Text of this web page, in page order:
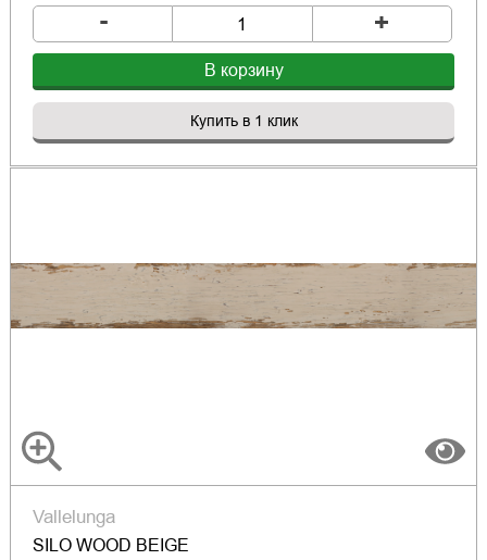
- +
В корзину
Купить в 1 клик
Vallelunga
SILO WOOD BEIGE